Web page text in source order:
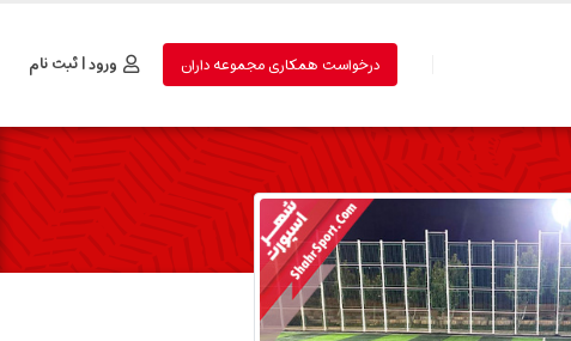
درخواست همکاری مجموعه داران ورود | ثبت نام